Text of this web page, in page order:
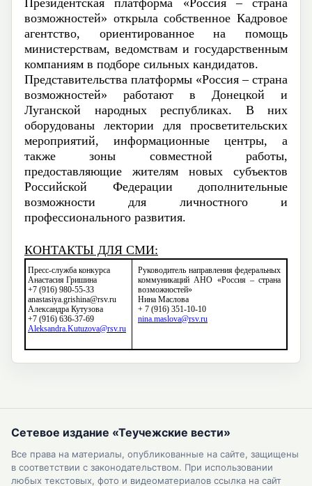
возможностей» открыла собственное Кадровое
агентство, ориентированное на помощь
министерствам, ведомствам и государственным
компаниям в подборе сильных кандидатов.
Представительства платформы «Россия – страна
возможностей» работают в Донецкой и
Луганской народных республиках. В них
оборудованы лектории для просветительских
мероприятий, информационные центры, а
также зоны совместной работы,
предоставляющие жителям новых субъектов
Российской Федерации дополнительные
возможности для личностного и
профессионального развития.
КОНТАКТЫ ДЛЯ СМИ:
Пресс-служба конкурса
Анастасия Гришина
+7 (916) 980-55-33
anastasiya.grishina@rsv.ru
Александра Кутузова
+7 (916) 636-37-69
Aleksandra.Kutuzova@rsv.ru
Руководитель направления федеральных
коммуникаций АНО «Россия – страна
возможностей»
Нина Маслова
+ 7 (916) 351-10-10
nina.maslova@rsv.ru
Сетевое издание «Теучежские вести»
Все права на материалы, опубликованные на сайте, защищены
в соответствии с законодательством. При использовании
любых текстовых, фото и видеоматериалов ссылка на сайт